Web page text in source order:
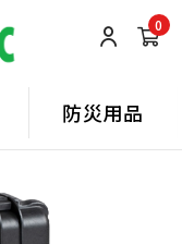
0
防災用品